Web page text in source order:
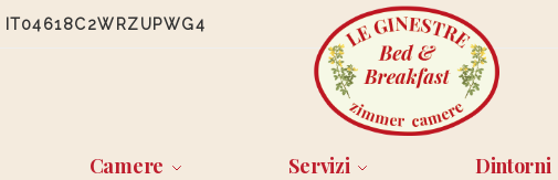
IT04618C2WRZUPWG4
Camere Servizi Dintorni